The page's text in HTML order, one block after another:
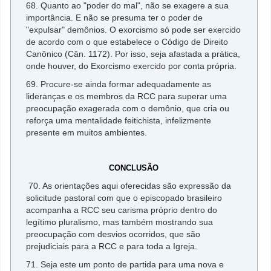
68. Quanto ao "poder do mal", não se exagere a sua
importância. E não se presuma ter o poder de
"expulsar" demônios. O exorcismo só pode ser exercido
de acordo com o que estabelece o Código de Direito
Canônico (Cân. 1172). Por isso, seja afastada a prática,
onde houver, do Exorcismo exercido por conta própria.
69. Procure-se ainda formar adequadamente as
lideranças e os membros da RCC para superar uma
preocupação exagerada com o demônio, que cria ou
reforça uma mentalidade feitichista, infelizmente
presente em muitos ambientes.
CONCLUSÃO
70. As orientações aqui oferecidas são expressão da
solicitude pastoral com que o episcopado brasileiro
acompanha a RCC seu carisma próprio dentro do
legítimo pluralismo, mas também mostrando sua
preocupação com desvios ocorridos, que são
prejudiciais para a RCC e para toda a Igreja.
71. Seja este um ponto de partida para uma nova e